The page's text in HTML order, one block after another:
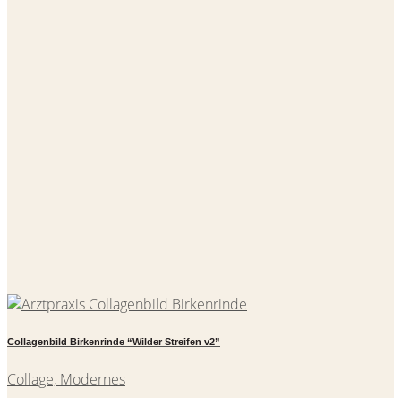
Collagenbild Birkenrinde “Wilder Streifen v2”
Collage, Modernes